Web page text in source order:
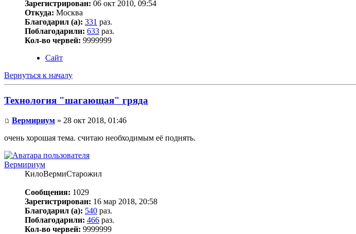
Зарегистрирован: 06 окт 2010, 09:54
Откуда: Москва
Благодарил (а): 331 раз.
Поблагодарили: 633 раз.
Кол-во червей: 9999999
Сайт
Вернуться к началу
Технология "шагающая" гряда
Вермириум » 28 окт 2018, 01:46
очень хорошая тема. считаю необходимым её поднять.
Вермириум
КилоВермиСтарожил
Сообщения: 1029
Зарегистрирован: 16 мар 2018, 20:58
Благодарил (а): 540 раз.
Поблагодарили: 466 раз.
Кол-во червей: 9999999